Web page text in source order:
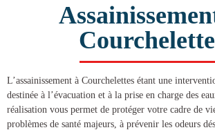
L’assainissement à Courchelettes étant une
destinée à l’évacuation et à la prise en charge des
réalisation vous permet de protéger votre cadre de
problèmes de santé majeurs, à prévenir les odeurs